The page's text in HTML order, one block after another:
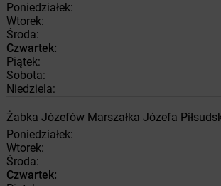
Poniedziałek:
Wtorek:
Środa:
Czwartek:
Piątek:
Sobota:
Niedziela:
Żabka Józefów Marszałka Józefa
Poniedziałek:
Wtorek:
Środa:
Czwartek: